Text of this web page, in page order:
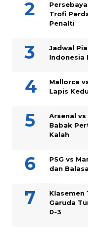
Trofi
Penalti
Jadwal
Indonesia
Mallorca
Lapis
Arsenal
Babak
Kalah
PSG vs
dan
Klasemen
Garuda
0-3